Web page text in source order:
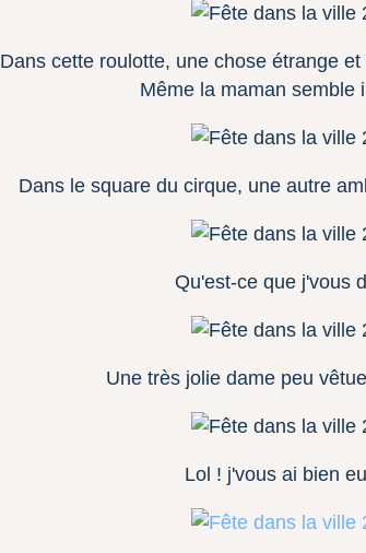
Dans cette roulotte, une chose étrange
Même la maman semble
Dans le square du cirque, une autre
Qu'est-ce que j'vous
Une très jolie dame peu
Lol ! j'vous ai bien eu